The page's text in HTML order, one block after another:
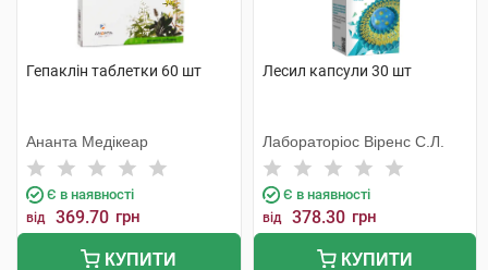
Гепаклін таблетки 60 шт
Ананта Медікеар
Є в наявності
від 369.70 грн
КУПИТИ
Лесил капсули 30 шт
Лабораторіос Віренс С.Л.
Є в наявності
від 378.30 грн
КУПИТИ